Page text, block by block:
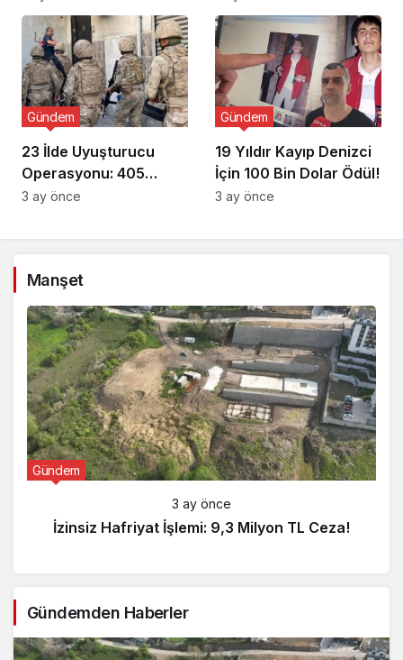
23 İlde Uyuşturucu
Operasyonu: 405
Gözaltı!
Gündem
3 ay önce
19 Yıldır Kayıp Denizci
İçin 100 Bin Dolar Ödül!
Gündem
3 ay önce
Manşet
Gündem
3 ay önce
İzinsiz Hafriyat İşlemi: 9,3 Milyon TL Ceza!
Gündemden Haberler